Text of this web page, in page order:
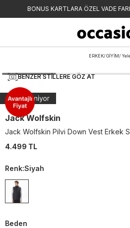
BONUS KARTLARA ÖZEL VADE
ERKEK/GİYİM/
BENZER STILLERE GÖZ AT
Jack Wolfskin
Jack Wolfskin Pilvi Down Vest Erkek
4.499 TL
Renk:Siyah
Beden